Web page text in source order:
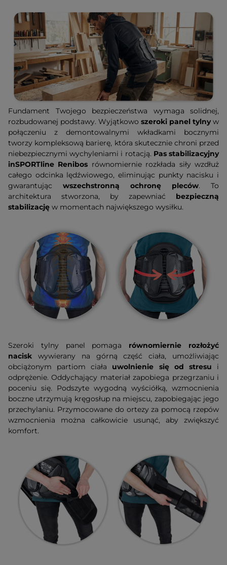
Fundament Twojego bezpieczeństwa wymaga solidnej,
rozbudowanej podstawy. Wyjątkowo szeroki panel tylnyw
połączeniu z demontowalnymi wkładkami bocznymi
tworzy kompleksową barierę, która skutecznie chroni przed
niebezpiecznymi wychyleniami i rotacją. Pas stabilizacyjny
inSPORTline Renibos równomiernie rozkłada siły wzdłuż
całego odcinka lędźwiowego, eliminując punkty nacisku i
gwarantując wszechstronną ochronę pleców. To
architektura stworzona, by zapewniać bezpieczną
stabilizację w momentach największego wysiłku.
Szeroki tylny panel pomaga równomiernie rozłożyć
nacisk wywierany na górną część ciała, umożliwiając
obciążonym partiom ciała uwolnienie się od stresu i
odprężenie. Oddychający materiał zapobiega przegrzaniu i
poceniu się. Podszyte wygodną wyściółką, wzmocnienia
boczne utrzymują kręgosłup na miejscu, zapobiegając jego
przechylaniu. Przymocowane do ortezy za pomocą rzepów
wzmocnienia można całkowicie usunąć, aby zwiększyć
komfort.